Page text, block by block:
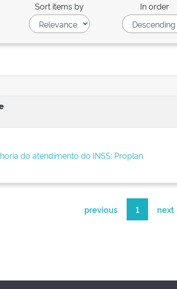
Sort items by In order
do atendimento do INSS: Proplan
previous 1 next